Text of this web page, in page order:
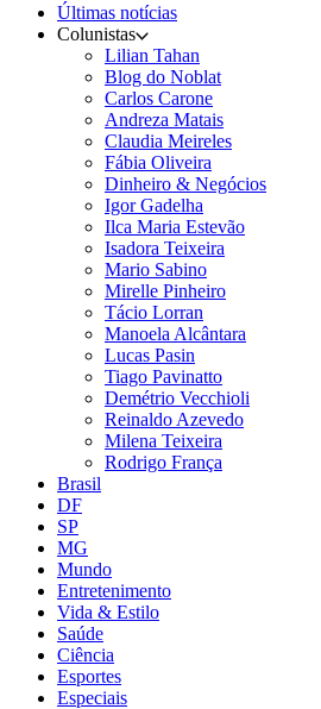
Últimas notícias
Colunistas
Lilian Tahan
Blog do Noblat
Carlos Carone
Andreza Matais
Claudia Meireles
Fábia Oliveira
Dinheiro & Negócios
Igor Gadelha
Ilca Maria Estevão
Isadora Teixeira
Mario Sabino
Mirelle Pinheiro
Tácio Lorran
Manoela Alcântara
Lucas Pasin
Tiago Pavinatto
Demétrio Vecchioli
Reinaldo Azevedo
Milena Teixeira
Rodrigo França
Brasil
DF
SP
MG
Mundo
Entretenimento
Vida & Estilo
Saúde
Ciência
Esportes
Especiais